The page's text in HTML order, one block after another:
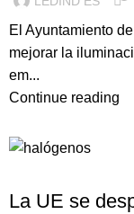
El Ayuntamiento
mejorar la
em...
Continue reading
La UE se